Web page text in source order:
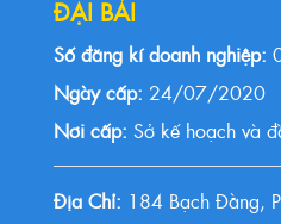
ĐẠI BÁI
Số đăng kí doanh nghiệp:
Ngày cấp: 24/07/2020
Nơi cấp: Sở kế hoạch và
Địa Chỉ: 184 Bạch Đằng,